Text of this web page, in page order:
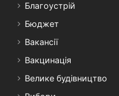
Благоустрій
Бюджет
Вакансії
Вакцинація
Велике будівництво